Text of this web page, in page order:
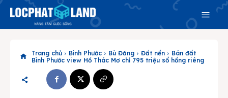
Search
Trang chủ Bình Phước Bù Đăng Đất nền
Bán đất
Bình Phước view Hồ Thác Mơ chỉ 795 triệu sổ hồng riêng